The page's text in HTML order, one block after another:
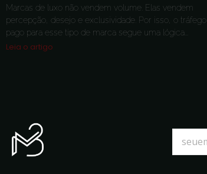
Marcas de luxo não vendem volume. Elas vendem
percepção, desejo e exclusividade. Por isso, o tráfego
pago para esse tipo de marca segue uma lógica...
Leia o artigo